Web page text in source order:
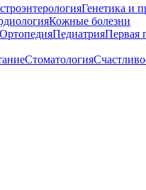
Генетика и
Кожные болезни
ОртопедияПедиатрияПервая
Стоматология